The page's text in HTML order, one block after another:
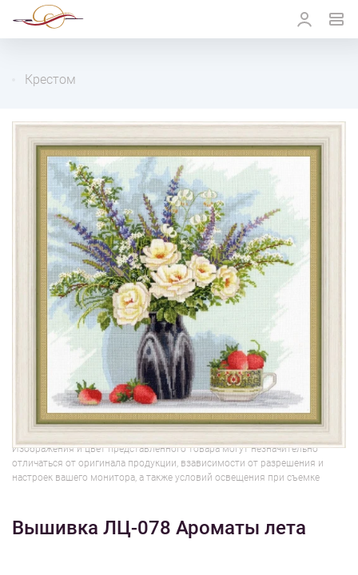
Крестом
1/2
Изображения и цвет представленного товара могут незначительно
отличаться от оригинала продукции, взависимости от разрешения и
настроек вашего монитора, а также условий освещения при съемке
Вышивка ЛЦ-078 Ароматы лета